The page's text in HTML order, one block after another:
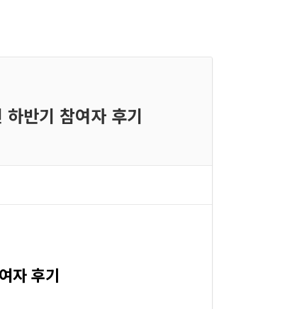
반기 참여자 후기
자 후기